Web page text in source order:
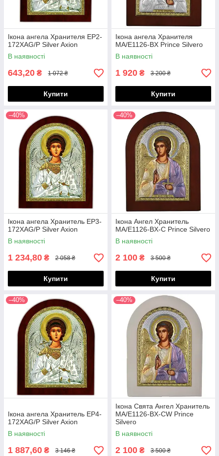
Ікона ангела Хранителя EP2-
172XAG/P Silver Axion
В наявності
643,20 ₴ 1 072 ₴
Купити
Ікона ангела Хранителя
MA/E1126-BX Prince Silvero
В наявності
1 920 ₴ 3 200 ₴
Купити
–40%
Ікона ангела Хранитель EP3-
172XAG/P Silver Axion
В наявності
1 234,80 ₴ 2 058 ₴
Купити
–40%
Ікона Ангел Хранитель
MA/E1126-BX-C Prince Silvero
В наявності
2 100 ₴ 3 500 ₴
Купити
–40%
Ікона ангела Хранитель EP4-
172XAG/P Silver Axion
В наявності
1 887,60 ₴ 3 146 ₴
–40%
Ікона Свята Ангел Хранитель
MA/E1126-BX-CW Prince
Silvero
В наявності
2 100 ₴ 3 500 ₴